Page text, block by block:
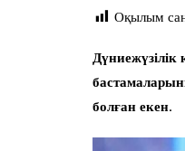
Оқылым
болған екен.